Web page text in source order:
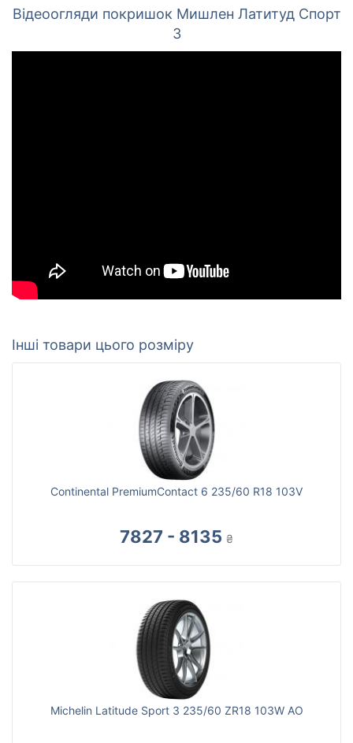
Відеоогляди покришок Мишлен Латитуд Спорт
3
Інші товари цього розміру
Continental PremiumContact 6 235/60 R18 103V
7827 - 8135 ₴
Michelin Latitude Sport 3 235/60 ZR18 103W AO